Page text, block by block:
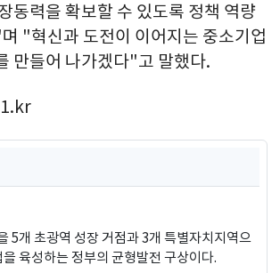
동력을 확보할 수 있도록 정책 역량
"혁신과 도전이 이어지는 중소기업
만들어 나가겠다"고 말했다.
5개 초광역 성장 거점과 3개 특별자치지역으
육성하는 정부의 균형발전 구상이다.